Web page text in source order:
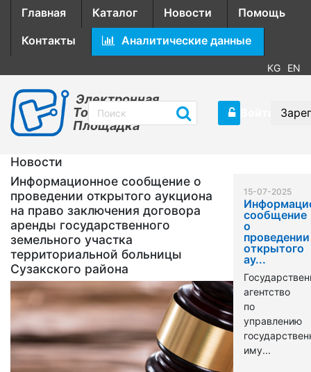
Главная Каталог Новости
Помощь
Контакты
Аналитические данные
KG EN
Электронная
Торговая
Площадка
Новости
Информационное сообщение о
проведении открытого аукциона
на право заключения договора
аренды государственного
земельного участка
территориальной больницы
Сузакского района
15-07-2025
сообщение
о
проведении
открытого
ау...
агентство
по
управлению
иму...